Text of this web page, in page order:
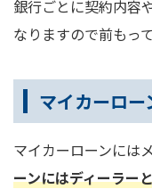
銀行ごとに契約内容
なりますので前もっ
マイカーロー
マイカーローンには
ーンにはディーラー